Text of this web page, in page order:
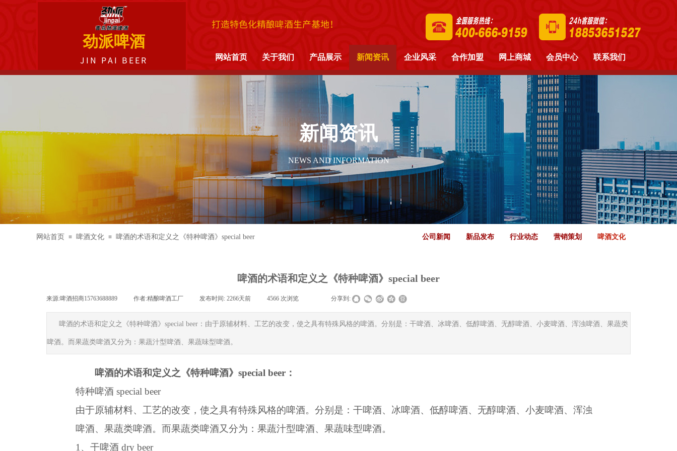
打造特色化精酿啤酒生产基地！
JIN PAI BEER
劲派啤酒
网站首页 关于我们 产品展示 新闻资讯 企业风采 合作加盟 网上商城 会员中心 联系我们
新闻资讯
NEWS AND INFORMATION
网站首页 ≡ 啤酒文化 ≡ 啤酒的术语和定义之《特种啤酒》special beer 公司新闻 新品发布 行业动态 营销策划 啤酒文化
啤酒的术语和定义之《特种啤酒》special beer
来源:啤酒招商15763688889 作者:精酿啤酒工厂 发布时间: 2266天前 4566 次浏览 分享到:
啤酒的术语和定义之《特种啤酒》special beer：由于原辅材料、工艺的改变，使之具有特殊风格的啤酒。分别是：干啤酒、冰啤酒、低醇啤酒、无醇啤酒、小麦啤酒、浑浊啤酒、果蔬类
啤酒。而果蔬类啤酒又分为：果蔬汁型啤酒、果蔬味型啤酒。
啤酒的术语和定义之《特种啤酒》special beer：
特种啤酒 special beer
由于原辅材料、工艺的改变，使之具有特殊风格的啤酒。分别是：干啤酒、冰啤酒、低醇啤酒、无醇啤酒、小麦啤酒、浑浊
啤酒、果蔬类啤酒。而果蔬类啤酒又分为：果蔬汁型啤酒、果蔬味型啤酒。
1、干啤酒 dry beer